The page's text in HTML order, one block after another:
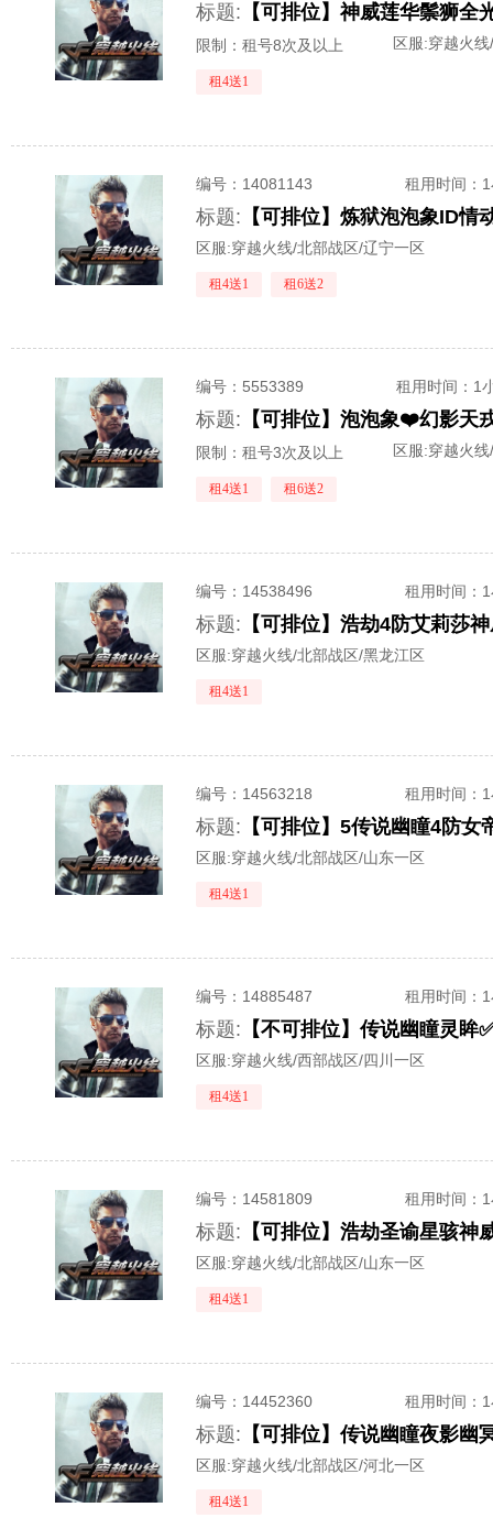
标题:
限制：租号8次及以上 区服:穿越火
租4送1
编号： 14081143 租用时间 ：
标题:
区服:穿越火线/北部战区/辽宁一区
租4送1 租6送2
编号： 5553389 租用时间 ：1
标题:
限制：租号3次及以上 区服:穿越火
租4送1 租6送2
编号： 14538496 租用时间 ：
标题:
区服:穿越火线/北部战区/黑龙江区
租4送1
编号： 14563218 租用时间 ：
标题:
区服:穿越火线/北部战区/山东一区
租4送1
编号： 14885487 租用时间 ：
标题:
区服:穿越火线/西部战区/四川一区
租4送1
编号： 14581809 租用时间 ：
标题:
区服:穿越火线/北部战区/山东一区
租4送1
编号： 14452360 租用时间 ：
标题:
区服:穿越火线/北部战区/河北一区
租4送1